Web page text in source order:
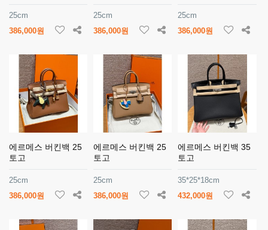
25cm
386,000원
25cm
386,000원
25cm
386,000원
에르메스 버킨백 25
토고
25cm
386,000원
에르메스 버킨백 25
토고
25cm
386,000원
에르메스 버킨백 35
토고
35*25*18cm
432,000원